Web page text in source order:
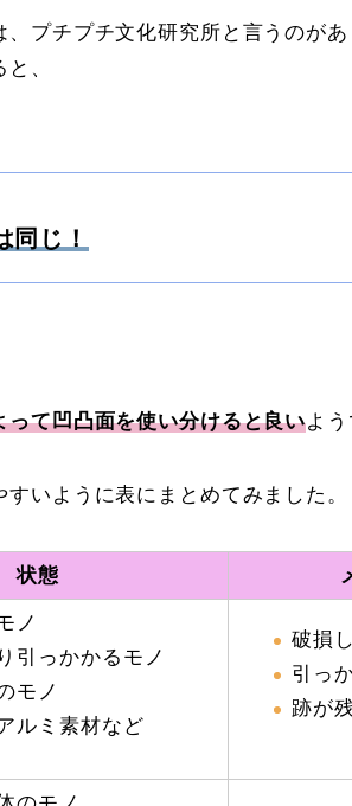
プチプチ文化研究所と言うのが
、
同じ！
って凹凸面を使い分けると良いよう
いように表にまとめてみました。
状態
ノ
引っかかるモノ
モノ
ルミ素材など
破損
引っ
跡が